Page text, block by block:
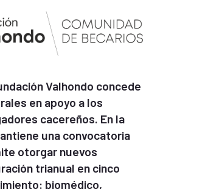
Valhondo concede
en apoyo a los
cacereños. En la
una convocatoria
otorgar nuevos
trianual en cinco
biomédico,